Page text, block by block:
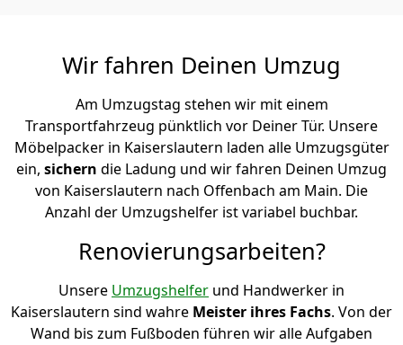
Wir fahren Deinen Umzug
Am Umzugstag stehen wir mit einem
Transportfahrzeug pünktlich vor Deiner Tür. Unsere
Möbelpacker in Kaiserslautern laden alle Umzugsgüter
ein, sichern die Ladung und wir fahren Deinen Umzug
von Kaiserslautern nach Offenbach am Main. Die
Anzahl der Umzugshelfer ist variabel buchbar.
Renovierungsarbeiten?
Unsere Umzugshelfer und Handwerker in
Kaiserslautern sind wahre Meister ihres Fachs. Von der
Wand bis zum Fußboden führen wir alle Aufgaben